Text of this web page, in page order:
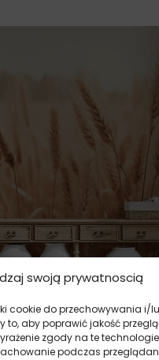
swoją prywatnoscią
cookie do przechowywania i/
to, aby poprawić jakość
zgody na te
podczas